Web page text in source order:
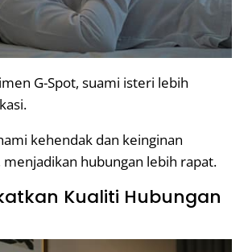
G-Spot, suami isteri lebih
kehendak dan keinginan
menjadikan hubungan lebih rapat.
Kualiti Hubungan